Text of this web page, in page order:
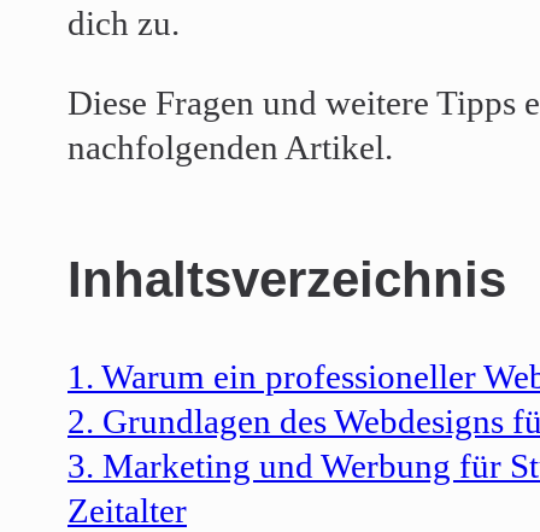
dich zu.
Diese Fragen und weitere Tipps
nachfolgenden Artikel.
Inhaltsverzeichnis
1. Warum ein professioneller
2. Grundlagen des Webdesigns
3. Marketing und Werbung für
Zeitalter